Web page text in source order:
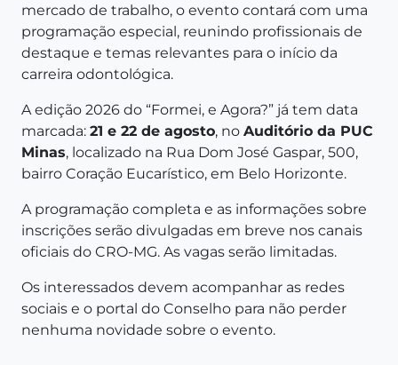
mercado de trabalho, o evento contará com uma
programação especial, reunindo profissionais de
destaque e temas relevantes para o início da
carreira odontológica.
A edição 2026 do “Formei, e Agora?” já tem data
marcada: 21 e 22 de agosto, no Auditório da PUC
Minas, localizado na Rua Dom José Gaspar, 500,
bairro Coração Eucarístico, em Belo Horizonte.
A programação completa e as informações sobre
inscrições serão divulgadas em breve nos canais
oficiais do CRO-MG. As vagas serão limitadas.
Os interessados devem acompanhar as redes
sociais e o portal do Conselho para não perder
nenhuma novidade sobre o evento.